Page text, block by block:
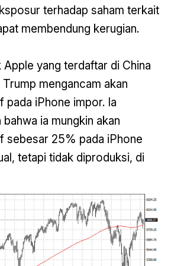
terhadap saham terkait
membendung kerugian.
Apple yang terdaftar di China
mengancam akan
pada iPhone impor. Ia
ia mungkin akan
sebesar 25% pada iPhone
tetapi tidak diproduksi, di